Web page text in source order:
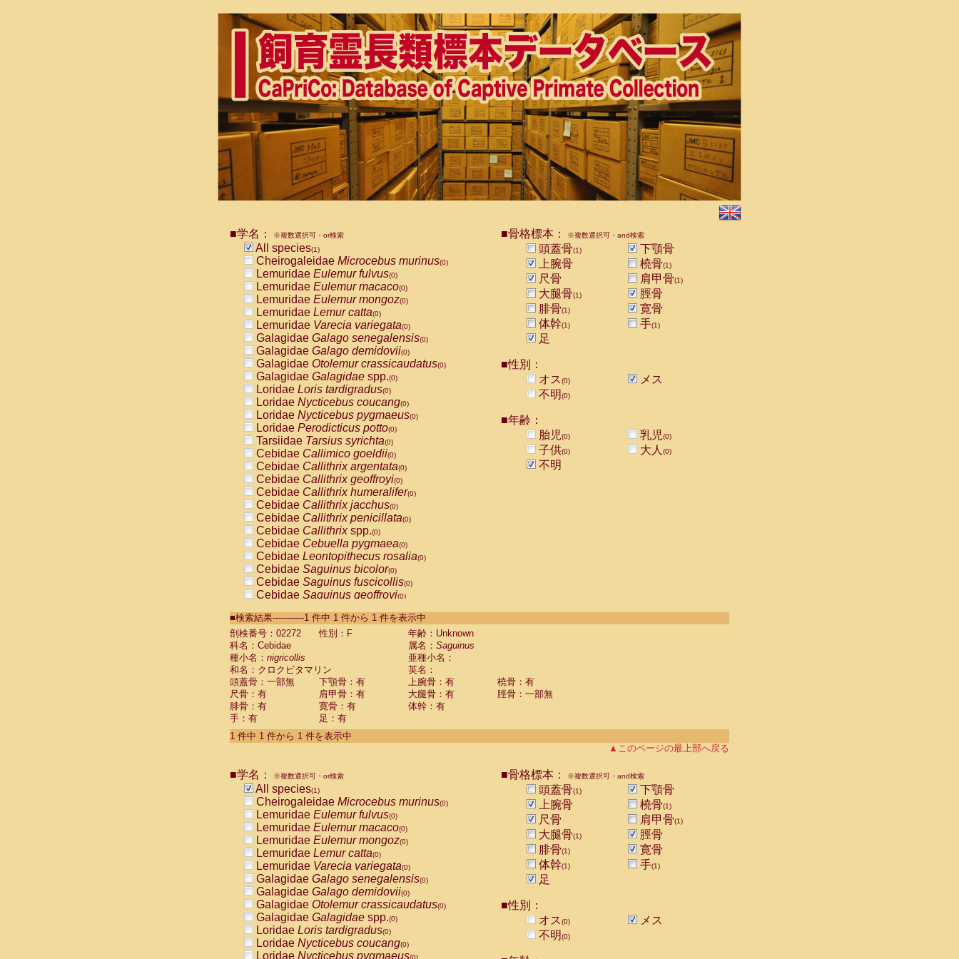
■学名： ※複数選択可・or検索
All species(1)
Cheirogaleidae Microcebus murinus(0)
Lemuridae Eulemur fulvus(0)
Lemuridae Eulemur macaco(0)
Lemuridae Eulemur mongoz(0)
Lemuridae Lemur catta(0)
Lemuridae Varecia variegata(0)
Galagidae Galago senegalensis(0)
Galagidae Galago demidovii(0)
Galagidae Otolemur crassicaudatus(0)
Galagidae Galagidae spp.(0)
Loridae Loris tardigradus(0)
Loridae Nycticebus coucang(0)
Loridae Nycticebus pygmaeus(0)
Loridae Perodicticus potto(0)
Tarsiidae Tarsius syrichta(0)
Cebidae Callimico goeldii(0)
Cebidae Callithrix argentata(0)
Cebidae Callithrix geoffroyi(0)
Cebidae Callithrix humeralifer(0)
Cebidae Callithrix jacchus(0)
Cebidae Callithrix penicillata(0)
Cebidae Callithrixspp.(0)
Cebidae Cebuella pygmaea(0)
Cebidae Leontopithecus rosalia(0)
Cebidae Saguinus bicolor(0)
Cebidae Saguinus fuscicollis(0)
Cebidae Saguinus geoffroyi(0)
CebidaeSaguinus labiatus(0)
Cebidae Saguinus leucopus (0)
Cebidae
CebidaeSaguinus mystax
CebidaeSaguinus nigricollis (1)
Cebidae Saguinus oedipus
Cebidae Saguinus weddelli
Cebidae Saguinusspp.
Cebidae Aotus trivirgatus
Cebidae Cebus albifrons
CebidaeCebus nigrivittatus
CebidaeCebus
CebidaeSaimiri boliviensis(0)
CebidaeSaimiri sciureus(0)
AtelidaeAlouatta caraya(0)
AtelidaeAlouatta fusca(0)
AtelidaeAlouatta seniculus
AtelidaeAlouattaspp.(0)
AtelidaeAteles belzebuth(0)
AtelidaeAteles geoffroyi(0)
AtelidaeAteles paniscus(0)
AtelidaeAtelesspp.(0)
Atelidae Lagothrix lagothricha
AtelidaeLagothrix lagothricha cana
PitheciidaeCacajao calvus rubicundus
■骨格標本： ※複数選択可・and検索
頭蓋骨(1)
下顎骨
上腕骨
橈骨(1)
尺骨 肩甲骨(1)
大腿骨(1)
脛骨
腓骨(1)
寛骨
体幹(1) 手(1)
足
■性別：
オス(0)
メス
不明(0)
■年齢：
胎児(0) 乳児(0)
子供(0) 大人 (0)
不明
■検索結果-----------1 件中 1 件から 1 件を表示中
剖検番号：02272
性別：F
年齢：Unknown
科名：Cebidae
属名： Saguinus
種小名： nigricollis
亜種小名：
和名：クロクビタマリン
英名：
頭蓋骨：一部無
下顎骨：有 上腕骨：有
橈骨：有
尺骨：有
肩甲骨：有 大腿骨：有
脛骨：一部無
腓骨：有
寛骨：有
体幹：有
手：有
足：有
1 件中 1 件から 1 件を表示中
▲このページの最上部へ戻る
■学名： ※複数選択可・or検索
All species(1)
Cheirogaleidae Microcebus murinus(0)
Lemuridae Eulemur fulvus(0)
Lemuridae Eulemur macaco(0)
Lemuridae Eulemur mongoz(0)
Lemuridae Lemur catta(0)
Lemuridae Varecia variegata(0)
Galagidae Galago senegalensis(0)
Galagidae Galago demidovii(0)
Galagidae Otolemur crassicaudatus(0)
Galagidae Galagidae spp.(0)
Loridae Loris tardigradus(0)
Loridae Nycticebus coucang(0)
Loridae Nycticebus pygmaeus(0)
■骨格標本： ※複数選択可・and検索
頭蓋骨(1)
下顎骨
上腕骨
橈骨(1)
尺骨 肩甲骨(1)
大腿骨(1)
脛骨
腓骨(1)
寛骨
体幹(1) 手(1)
足
■性別：
オス(0)
メス
不明(0)